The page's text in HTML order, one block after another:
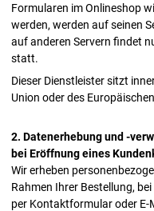
Formularen im Onlineshop
werden, werden auf seinen
auf anderen Servern findet
statt.
Dieser Dienstleister sitzt
Union oder des
2. Datenerhebung und -
bei Eröffnung eines
Wir erheben
Rahmen Ihrer Bestellung,
per Kontaktformular oder E-